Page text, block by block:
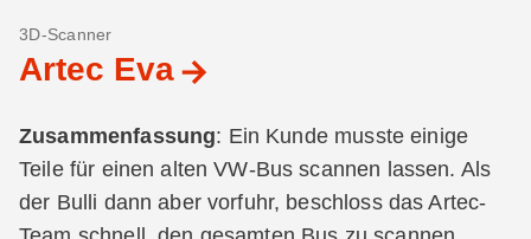
3D-Scanner
Artec Eva
Zusammenfassung: Ein Kunde musste einige
Teile für einen alten VW-Bus scannen lassen. Als
der Bulli dann aber vorfuhr, beschloss das Artec-